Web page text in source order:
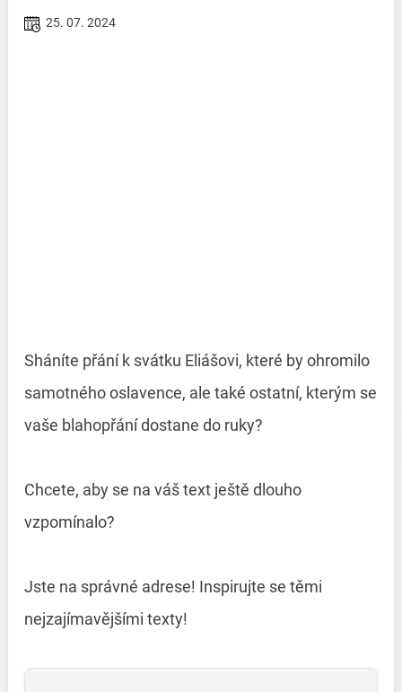
25. 07. 2024
Sháníte přání k svátku Eliášovi, které by ohromilo
samotného oslavence, ale také ostatní, kterým se
vaše blahopřání dostane do ruky?
Chcete, aby se na váš text ještě dlouho
vzpomínalo?
Jste na správné adrese! Inspirujte se těmi
nejzajímavějšími texty!